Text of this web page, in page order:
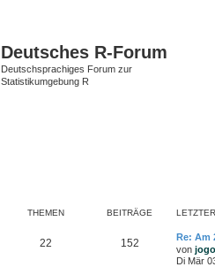
Deutsches R-Forum
Deutschsprachiges Forum zur
Statistikumgebung R
THEMEN BEITRÄGE
22 152
Re: Am
von jogo
Di Mär